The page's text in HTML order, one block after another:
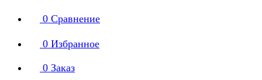
0 Сравнение
0 Избранное
0 Заказ